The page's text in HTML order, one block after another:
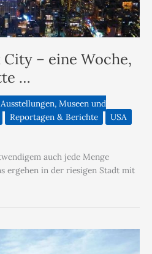
City – eine Woche,
…
Ausstellungen, Museen und
Reportagen & Berichte
USA
auch jede Menge
ergehen in der riesigen Stadt mit